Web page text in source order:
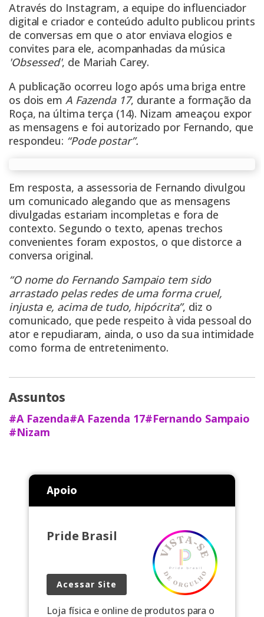
Através do Instagram, a equipe do influenciador
digital e criador e conteúdo adulto publicou prints
de conversas em que o ator enviava elogios e
convites para ele, acompanhadas da música
'Obsessed', de Mariah Carey.
A publicação ocorreu logo após uma briga entre
os dois em A Fazenda 17, durante a formação da
Roça, na última terça (14). Nizam ameaçou expor
as mensagens e foi autorizado por Fernando, que
respondeu: “Pode postar”.
Em resposta, a assessoria de Fernando divulgou
um comunicado alegando que as mensagens
divulgadas estariam incompletas e fora de
contexto. Segundo o texto, apenas trechos
convenientes foram expostos, o que distorce a
conversa original.
“O nome do Fernando Sampaio tem sido
arrastado pelas redes de uma forma cruel,
injusta e, acima de tudo, hipócrita”, diz o
comunicado, que pede respeito à vida pessoal do
ator e repudiaram, ainda, o uso da sua intimidade
como forma de entretenimento.
Assuntos
#A Fazenda#A Fazenda 17#Fernando Sampaio
#Nizam
Apoio
Pride Brasil
Acessar Site
Loja física e online de produtos para o